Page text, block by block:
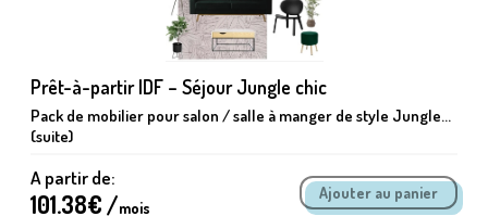
Prêt-à-partir IDF – Séjour Jungle chic
Pack de mobilier pour salon / salle à manger de style Jungle...
(suite)
A partir de:
101.38€ /mois